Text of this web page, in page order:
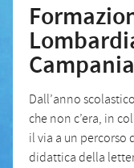
Campania
Dall’anno
che non c’era, in
il via a un percorso
didattica della